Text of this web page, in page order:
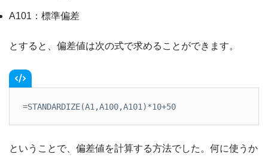
A101：標準偏差
とすると、偏差値は次の式で求めることができます。
=STANDARDIZE(A1,A100,A101)*10+50
ということで、偏差値を計算する方法でした。何に使うか